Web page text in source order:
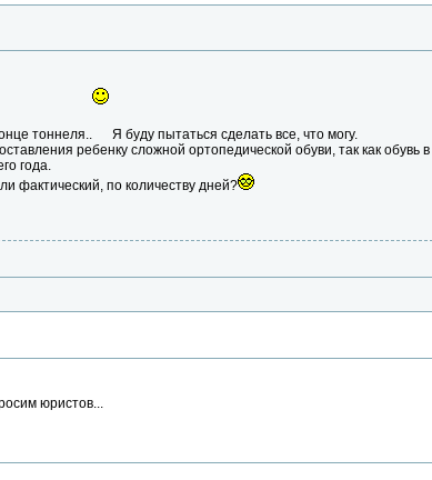
тоннеля..
Я буду пытаться сделать все, что могу.
ребенку сложной ортопедической обуви, так как обувь
года.
фактический, по количеству дней?
юристов...